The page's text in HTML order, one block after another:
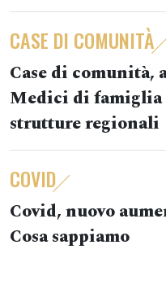
CASE DI COMUNITÀ
Case di comunità,
Medici di famiglia
strutture regionali
COVID
Covid, nuovo
Cosa sappiamo